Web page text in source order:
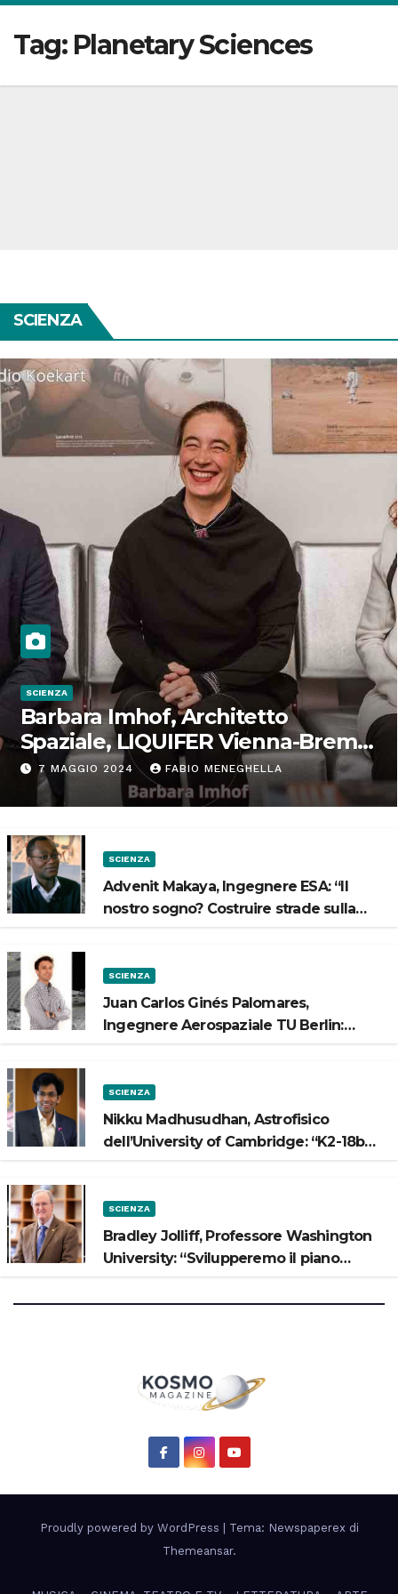
Tag: Planetary Sciences
SCIENZA
SCIENZA
Barbara Imhof, Architetto
Spaziale, LIQUIFER Vienna-Brema:
“Progettiamo habitat per lo
Spazio”
7 MAGGIO 2024 FABIO MENEGHELLA
SCIENZA
Advenit Makaya, Ingegnere ESA: “Il
nostro sogno? Costruire strade sulla
SCIENZA
Juan Carlos Ginés Palomares,
Ingegnere Aerospaziale TU Berlin:
SCIENZA
Nikku Madhusudhan, Astrofisico
dell’University of Cambridge: “K2-18b
SCIENZA
Bradley Jolliff, Professore Washington
University: “Svilupperemo il piano
Proudly powered by WordPress | Tema: Newspaperex di
Themeansar.